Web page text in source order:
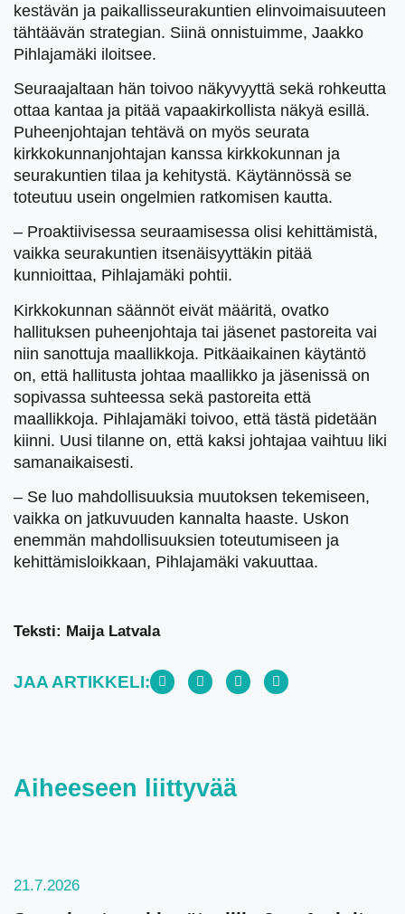
kestävän ja paikallisseurakuntien elinvoimaisuuteen
tähtäävän strategian. Siinä onnistuimme, Jaakko
Pihlajamäki iloitsee.
Seuraajaltaan hän toivoo näkyvyyttä sekä rohkeutta
ottaa kantaa ja pitää vapaakirkollista näkyä esillä.
Puheenjohtajan tehtävä on myös seurata
kirkkokunnanjohtajan kanssa kirkkokunnan ja
seurakuntien tilaa ja kehitystä. Käytännössä se
toteutuu usein ongelmien ratkomisen kautta.
– Proaktiivisessa seuraamisessa olisi kehittämistä,
vaikka seurakuntien itsenäisyyttäkin pitää
kunnioittaa, Pihlajamäki pohtii.
Kirkkokunnan säännöt eivät määritä, ovatko
hallituksen puheenjohtaja tai jäsenet pastoreita vai
niin sanottuja maallikkoja. Pitkäaikainen käytäntö
on, että hallitusta johtaa maallikko ja jäsenissä on
sopivassa suhteessa sekä pastoreita että
maallikkoja. Pihlajamäki toivoo, että tästä pidetään
kiinni. Uusi tilanne on, että kaksi johtajaa vaihtuu liki
samanaikaisesti.
– Se luo mahdollisuuksia muutoksen tekemiseen,
vaikka on jatkuvuuden kannalta haaste. Uskon
enemmän mahdollisuuksien toteutumiseen ja
kehittämisloikkaan, Pihlajamäki vakuuttaa.
Teksti: Maija Latvala
JAA ARTIKKELI:
Aiheeseen liittyvää
21.7.2026